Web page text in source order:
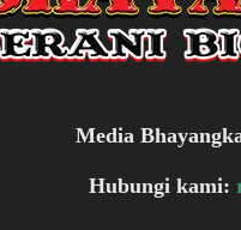
Media
Hubungi kami: